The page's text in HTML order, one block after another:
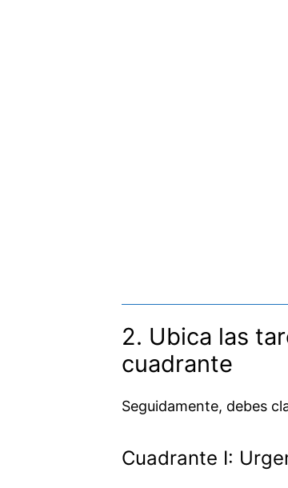
2. Ubica las
cuadrante
Seguidamente, debes
Cuadrante I: